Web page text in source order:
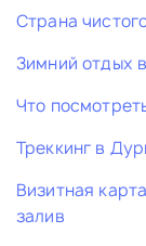
Страна
Зимний отдых
Что
Треккинг в
Визитная
залив